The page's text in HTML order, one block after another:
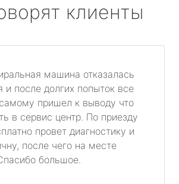
клиенты
машина отказалась
и после долгих попыток все
пришел к выводу что
в сервис центр. По приезду
провет диагностику и
после чего на месте
большое.